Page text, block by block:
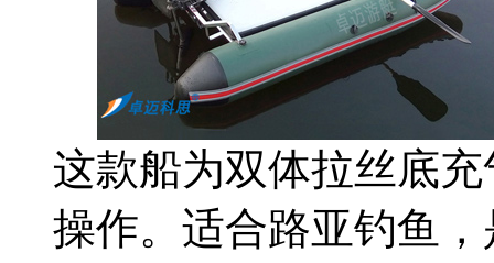
这款船为双体拉丝底
操作。适合路亚钓鱼